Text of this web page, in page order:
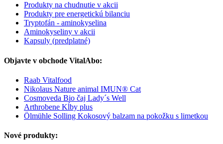
Produkty na chudnutie v akcii
Produkty pre energetickú bilanciu
Tryptofán - aminokyselina
Aminokyseliny v akcii
Kapsuly (predplatné)
Objavte v obchode VitalAbo:
Raab Vitalfood
Nikolaus Nature animal IMUN® Cat
Cosmoveda Bio čaj Lady´s Well
Arthrobene Kĺby plus
Ölmühle Solling Kokosový balzam na pokožku s limetkou
Nové produkty: